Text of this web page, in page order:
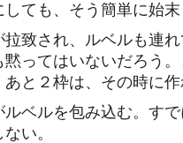
しても、そう簡単に始
致され、ルベルも連
ってはいないだろう
と２枠は、その時に
ベルを包み込む。す
い。